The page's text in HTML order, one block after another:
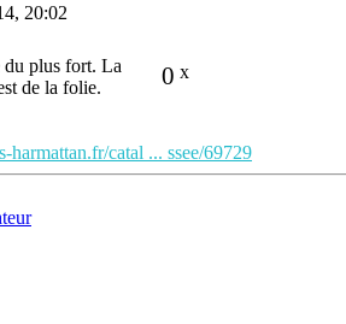
20:02
0 x
plus fort. La
de la folie.
harmattan.fr/catal ... ssee/69729